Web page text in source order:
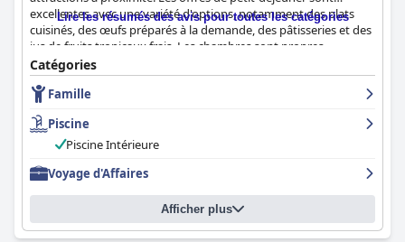
excellentes avec une variété d'options, notamment des plats
cuisinés, des œufs préparés à la demande, des pâtisseries et des
jus de fruits tropicaux frais. Les chambres sont propres,
organisées et bien aménagées avec une climatisation
fonctionnelle et des douches chaudes. Le personnel est amical,
serviable et arrangeant, ce qui permet aux clients de se sentir à
l'aise et pris en charge. La piscine au 8ème étage est propre et
bien entretenue avec une vue imprenable. Bien qu'il y ait eu
quelques incidents isolés avec des punaises de lit, la majorité
l'ensemble, leFAYA Hotel
atmosphère accueillante et impeccable, son personnel amical et
son hébergement confortable.
Lire les résumés des avis pour toutes les catégories
Catégories
Famille
Piscine
Piscine Intérieure
Voyage d'Affaires
Afficher plus